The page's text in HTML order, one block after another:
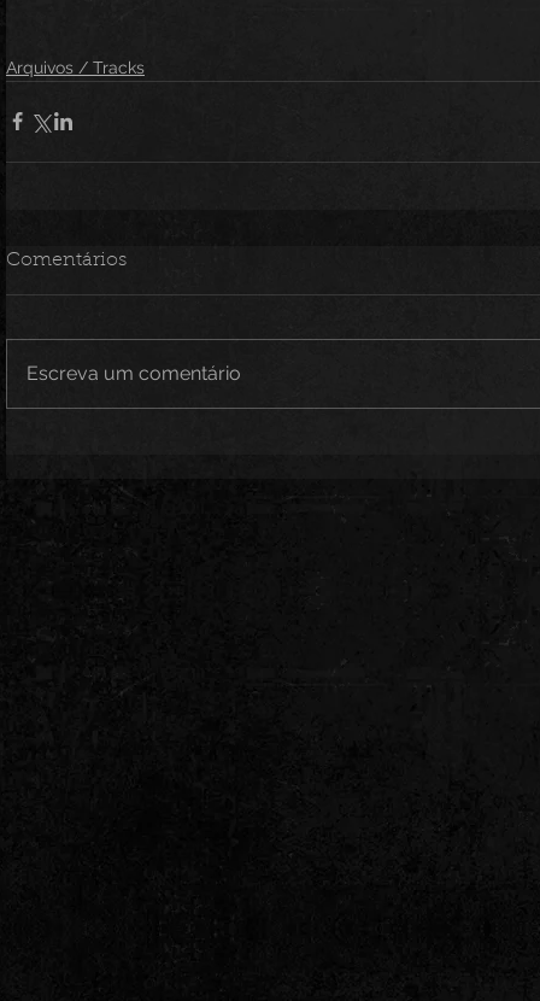
Arquivos / Tracks
Comentários
Escreva um comentário